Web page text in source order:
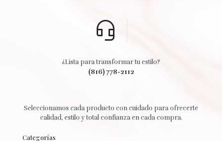
(816) 778-2112
¿Lista para transformar tu estilo?
Seleccionamos cada producto con cuidado para ofrecerte
calidad, estilo y total confianza en cada compra.
Categorías